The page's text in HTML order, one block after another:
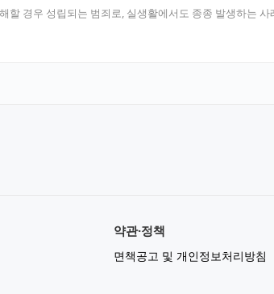
경우 성립되는 범죄로, 실생활에서도 종종 발생하는 사
약관·정책
면책공고 및 개인정보처리방침